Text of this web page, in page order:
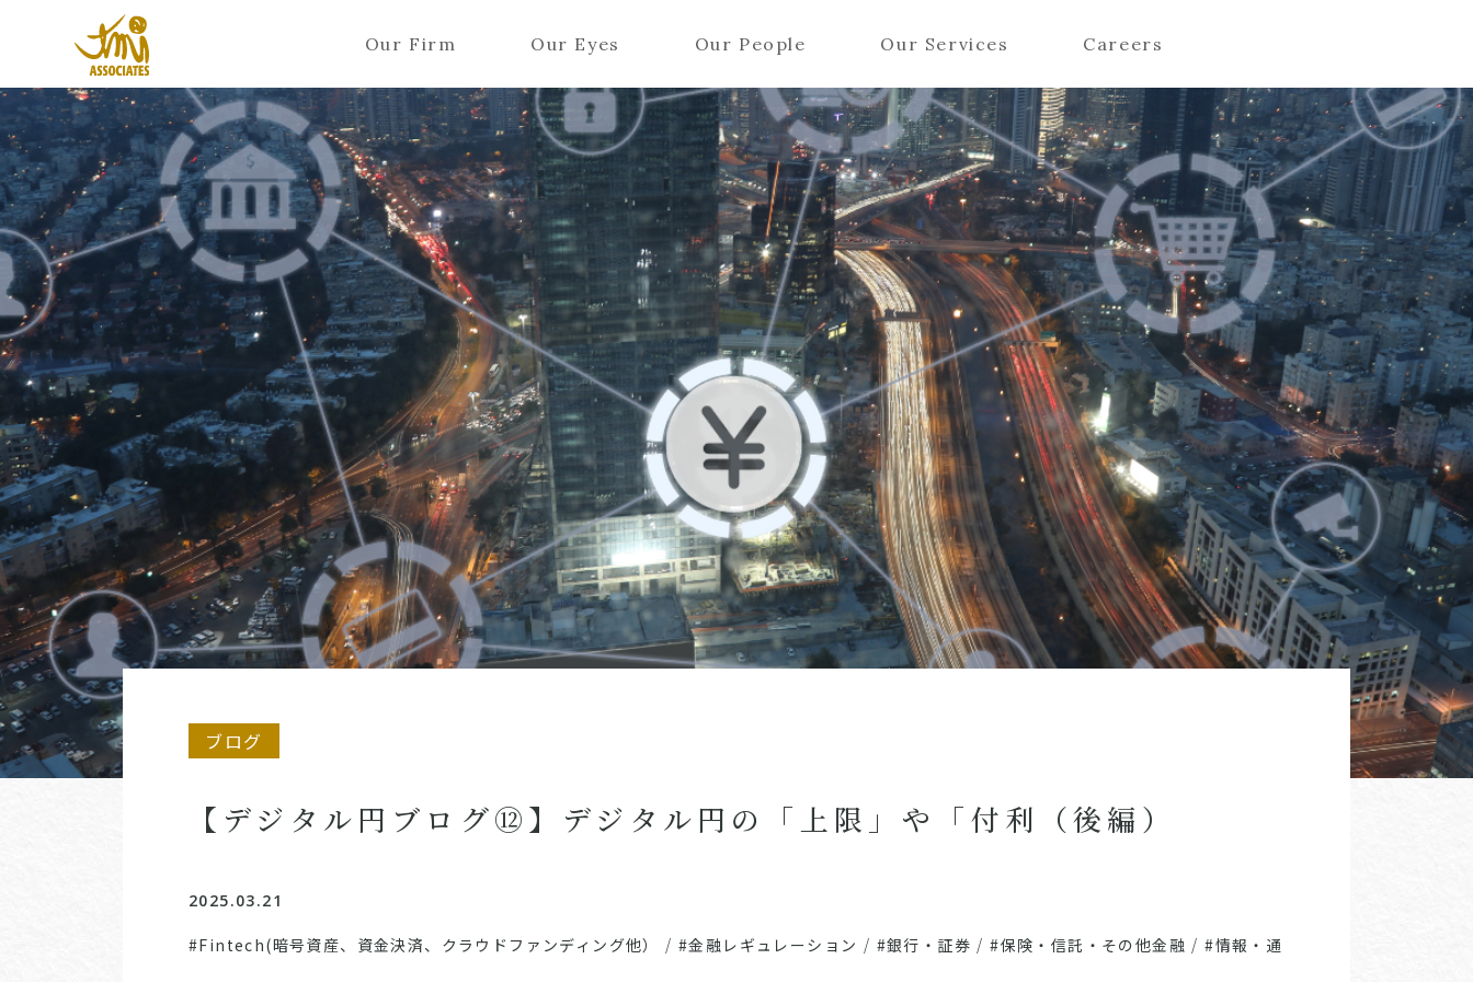
Our Firm Our Eyes Our People Our Services Careers
ブログ
【デジタル円ブログ⑫】デジタル円の「上限」や「付利（後編）
2025.03.21
#Fintech(暗号資産、資金決済、クラウドファンディング他） /#金融レギュレーション / #銀行・証券 /#保険・信託・その他金融 /#情報・通